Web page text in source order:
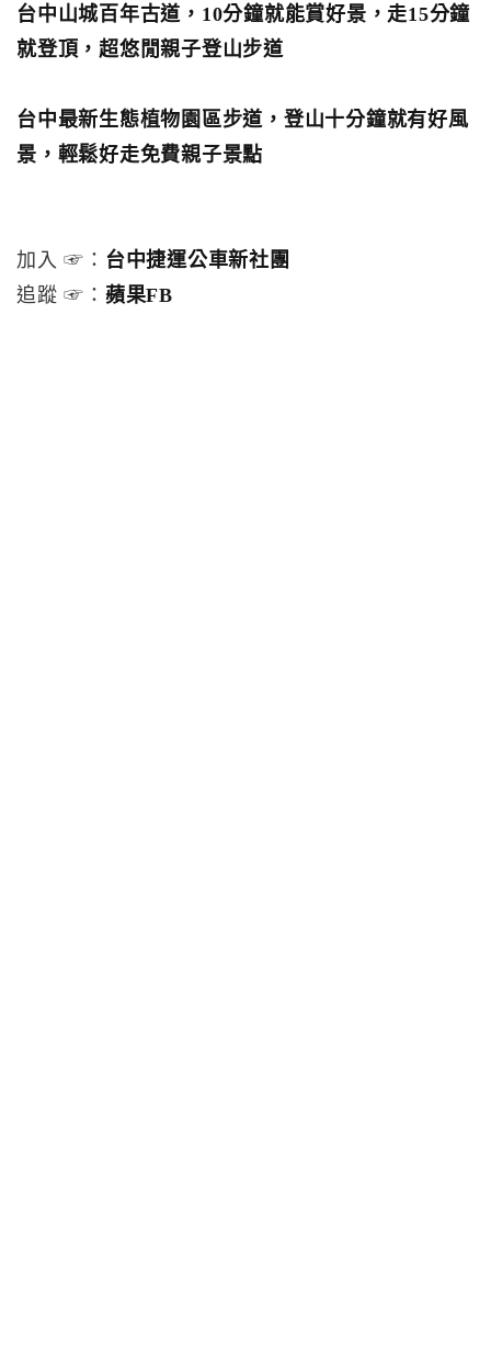
台中山城百年古道，10分鐘就能賞好景，走15分鐘
就登頂，超悠閒親子登山步道
台中最新生態植物園區步道，登山十分鐘就有好風
景，輕鬆好走免費親子景點
加入 ☞： 台中捷運公車新社團
追蹤 ☞： 蘋果FB